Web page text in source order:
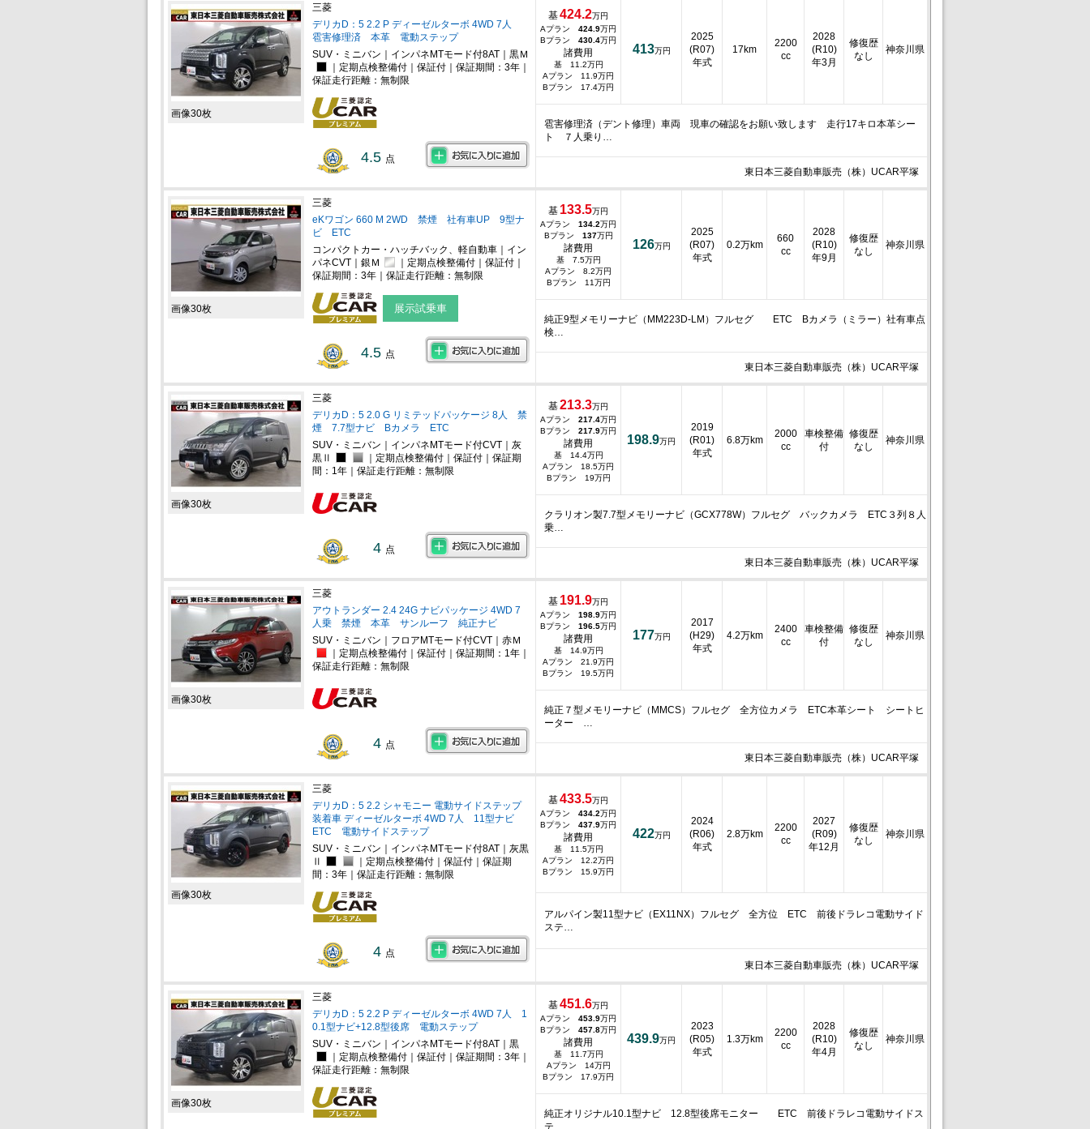
画像30枚
三菱
デリカD：5 2.2 P ディーゼルターボ 4WD 7人
雹害修理済 本革 電動ステップ
SUV・ミニバン｜インパネMTモード付8AT｜黒Ｍ
｜定期点検整備付｜保証付｜保証期間：3年｜
保証走行距離：無制限
4.5 点
基424.2万円
Aプラン 424.9万円
Bプラン 430.4万円
諸費用
基 11.2万円
Aプラン 11.9万円
Bプラン 17.4万円
413万円
2025
(R07)
年式
17km
2200
cc
2028
(R10)
年3月
修復歴
なし
神奈川県
雹害修理済（デント修理）車両 現車の確認をお願い致します 走行17キロ本革シー
ト ７人乗り…
東日本三菱自動車販売（株）UCAR平塚
画像30枚
三菱
eKワゴン 660 M 2WD 禁煙 社有車UP 9型ナ
ビ ETC
コンパクトカー・ハッチバック、軽自動車｜イン
パネCVT｜銀Ｍ
｜定期点検整備付｜保証付｜
保証期間：3年｜保証走行距離：無制限
展示試乗車
4.5 点
基 133.5万円
Aプラン 134.2万円
Bプラン 137万円
諸費用
基 7.5万円
Aプラン 8.2万円
Bプラン 11万円
126万円
2025
(R07)
年式
0.2万km
660
cc
2028
(R10)
年9月
修復歴
なし
神奈川県
純正9型メモリーナビ（MM223D-LM）フルセグ ETC Bカメラ（ミラー）社有車点
検…
東日本三菱自動車販売（株）UCAR平塚
画像30枚
三菱
デリカD：5 2.0 G リミテッドパッケージ 8人 禁
煙 7.7型ナビ Bカメラ ETC
SUV・ミニバン｜インパネMTモード付CVT｜灰
黒Ⅱ
｜定期点検整備付｜保証付｜保証期
間：1年｜保証走行距離：無制限
4 点
基213.3万円
Aプラン 217.4万円
Bプラン 217.9万円
諸費用
基 14.4万円
Aプラン 18.5万円
Bプラン 19万円
198.9万円
2019
(R01)
年式
6.8万km
2000
cc
車検整備
付
修復歴
なし
神奈川県
クラリオン製7.7型メモリーナビ（GCX778W）フルセグ バックカメラ ETC３列８人
乗…
東日本三菱自動車販売（株）UCAR平塚
画像30枚
三菱
アウトランダー 2.4 24G ナビパッケージ 4WD 7
人乗 禁煙 本革 サンルーフ 純正ナビ
SUV・ミニバン｜フロアMTモード付CVT｜赤Ｍ
｜定期点検整備付｜保証付｜保証期間：1年｜
保証走行距離：無制限
4 点
基 191.9万円
Aプラン 198.9万円
Bプラン 196.5万円
諸費用
基 14.9万円
Aプラン 21.9万円
Bプラン 19.5万円
177万円
2017
(H29)
年式
4.2万km
2400
cc
車検整備
付
修復歴
なし
神奈川県
純正７型メモリーナビ（MMCS）フルセグ 全方位カメラ ETC本革シート シートヒ
ーター …
東日本三菱自動車販売（株）UCAR平塚
画像30枚
三菱
デリカD：5 2.2 シャモニー 電動サイドステップ
装着車 ディーゼルターボ 4WD 7人 11型ナビ
ETC 電動サイドステップ
SUV・ミニバン｜インパネMTモード付8AT｜灰黒
Ⅱ
｜定期点検整備付｜保証付｜保証期
間：3年｜保証走行距離：無制限
4 点
基433.5万円
Aプラン 434.2万円
Bプラン 437.9万円
諸費用
基 11.5万円
Aプラン 12.2万円
Bプラン 15.9万円
422万円
2024
(R06)
年式
2.8万km
2200
cc
2027
(R09)
年12月
修復歴
なし
神奈川県
アルパイン製11型ナビ（EX11NX）フルセグ 全方位 ETC 前後ドラレコ電動サイド
ステ…
東日本三菱自動車販売（株）UCAR平塚
画像30枚
三菱
デリカD：5 2.2 P ディーゼルターボ 4WD 7人 1
0.1型ナビ+12.8型後席 電動ステップ
SUV・ミニバン｜インパネMTモード付8AT｜黒
｜定期点検整備付｜保証付｜保証期間：3年｜
保証走行距離：無制限
基451.6万円
Aプラン 453.9万円
Bプラン 457.8万円
諸費用
基 11.7万円
Aプラン 14万円
Bプラン 17.9万円
439.9万円
2023
(R05)
年式
1.3万km
2200
cc
2028
(R10)
年4月
修復歴
なし
神奈川県
純正オリジナル10.1型ナビ 12.8型後席モニター ETC 前後ドラレコ電動サイドス
テ…